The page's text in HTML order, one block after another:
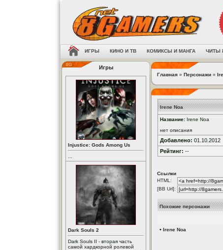
ИГРЫ КИНО И ТВ КОМИКСЫ И МАНГА ЧИТЫ
Игры
Injustice: Gods Among Us
Dark Souls 2
Dark Souls II - вторая часть
самой хардкорной ролевой
Главная » Персонажи »
Irene Noa
Название: Irene Noa
нет описания
Добавлено: 01.10.2012
Рейтинг: --
Ссылки
HTML:
[BB Url]:
Похожие персонажи
• Irene Noa